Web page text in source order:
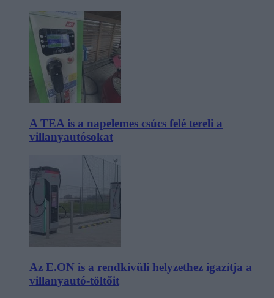
A TEA is a napelemes csúcs felé tereli a
villanyautósokat
Az E.ON is a rendkívüli helyzethez igazítja a
villanyautó-töltőit